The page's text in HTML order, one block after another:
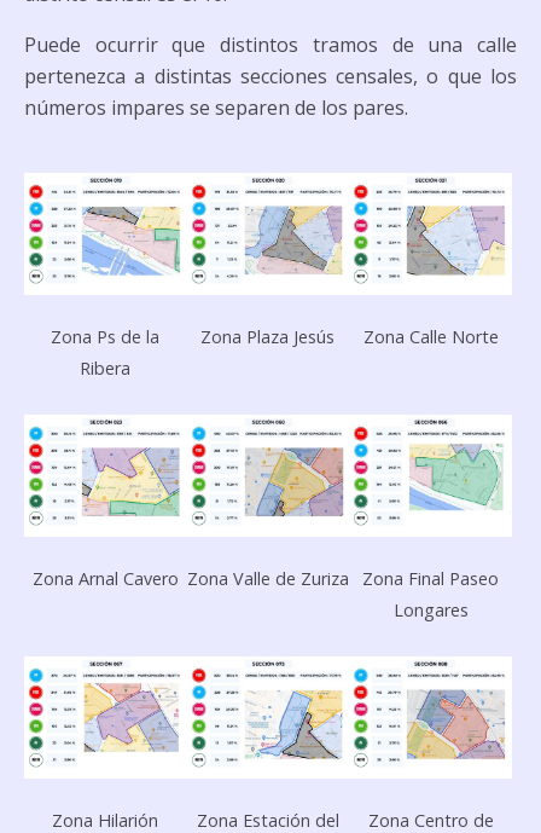
Puede ocurrir que distintos tramos de una calle
pertenezca a distintas secciones censales, o que los
números impares se separen de los pares.
Zona Ps de la
Ribera
Zona Plaza Jesús Zona Calle Norte
Zona Arnal Cavero Zona Valle de Zuriza
Zona Final Paseo
Longares
Zona Hilarión
Zona Estación del
Zona Centro de